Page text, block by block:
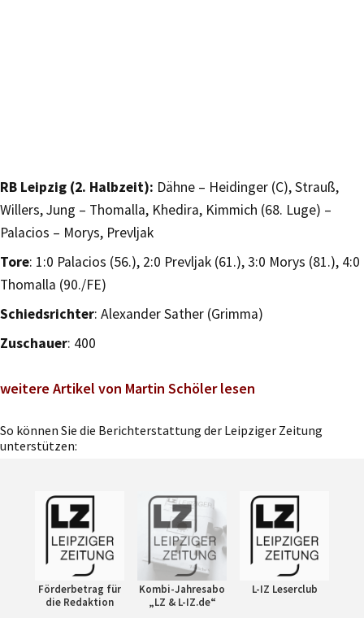
RB Leipzig (2. Halbzeit): Dähne – Heidinger (C), Strauß,
Willers, Jung – Thomalla, Khedira, Kimmich (68. Luge) –
Palacios – Morys, Prevljak
Tore: 1:0 Palacios (56.), 2:0 Prevljak (61.), 3:0 Morys (81.), 4:0
Thomalla (90./FE)
Schiedsrichter: Alexander Sather (Grimma)
Zuschauer: 400
weitere Artikel von Martin Schöler lesen
So können Sie die Berichterstattung der Leipziger Zeitung
unterstützen:
Förderbetrag für
die Redaktion
Kombi-Jahresabo
„LZ & L-IZ.de“
L-IZ Leserclub